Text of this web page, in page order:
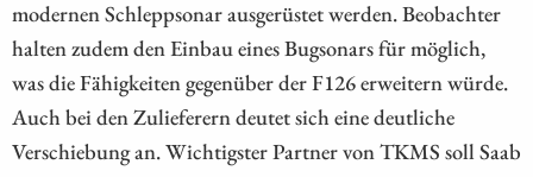
modernen Schleppsonar ausgerüstet werden. Beobachter
halten zudem den Einbau eines Bugsonars für möglich,
was die Fähigkeiten gegenüber der F126 erweitern würde.
Auch bei den Zulieferern deutet sich eine deutliche
Verschiebung an. Wichtigster Partner von TKMS soll Saab